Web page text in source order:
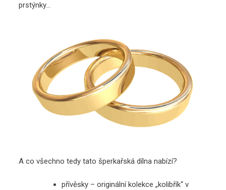
prstýnky…
A co všechno tedy tato šperkařská dílna nabízí?
přívěsky – originální kolekce „kolibřík“ v